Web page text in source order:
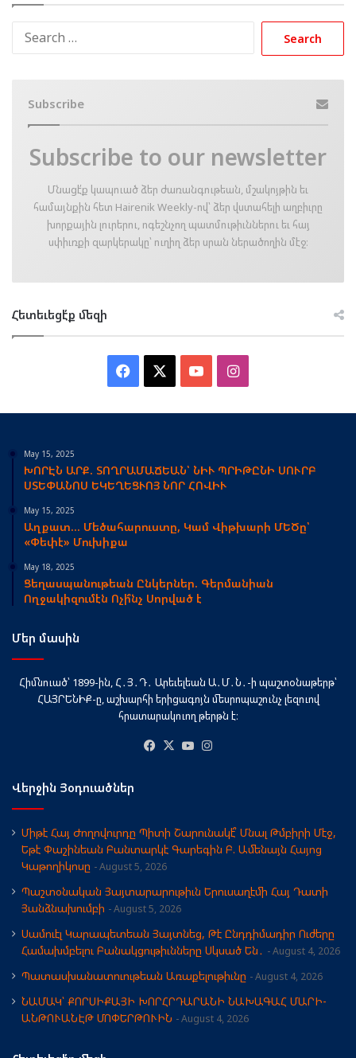
Subscribe
Subscribe to our newsletter
Մնացէ՛ք կապուած ձեր ժառանգութեան, մշակոյթին եւ
համայնքին հետ Hairenik Weekly-ով՝ ձեր վստահելի աղբիւրը
խորքային լուրերու, ոգեշնչող պատմութիւններու եւ հայ
սփիւռքի զարկերակը՝ ուղիղ ձեր սրան ներածողին մէջ։
Հետեւեցէ՛ք մեզի
Facebook YouTubeInstagram
May 15, 2025
ԽՈՐԷՆ ԱՐՔ. ՏՈՂՐԱՄԱՃԵԱՆ՝ ՆԻՒ ՊՐԻԹԸՆԻ ՍՈՒՐԲ
ՍՏԵՓԱՆՈՍ ԵԿԵՂԵՑՒՈՅ ՆՈՐ ՀՈՎԻՒ
May 15, 2025
Աղքատ… Մեծահարուստը, Կամ Վիթխարի ՄԵԾը՝
«Փեփէ» Մուխիքա
May 18, 2025
Ցեղասպանութեան Ընկերներ. Գերմանիան
Ողջակիզումէն Ոչի՞նչ Սորված է
Մեր մասին
Հիմնուած՝ 1899-ին, Հ․Յ․Դ․ Արեւելեան Ա․Մ․Ն․-ի պաշտօնաթերթ՝
ՀԱՅՐԵՆԻՔ-ը, աշխարհի երիցագոյն մեսրոպաշունչ լեզուով
հրատարակուող թերթն է։
Facebook
X YouTube
Վերջին Յօդուածներ
Միթէ Հայ Ժողովուրդը Պիտի Շարունակէ՞ Մնալ Թմբիրի Մէջ,
Եթէ Փաշինեան Բանտարկէ Գարեգին Բ. Ամենայն Հայոց
Կաթողիկոսը
August 5, 2026
Պաշտօնական Յայտարարութիւն Երուսաղէմի Հայ Դատի
Յանձնախումբի
August 5, 2026
Սամուէլ Կարապետեան Յայտնեց, Թէ Ընդդիմադիր Ուժերը
Համախմբելու Բանակցութիւնները Սկսած Են․
August 4, 2026
Պատասխանատուութեան Առաքելութիւնը August 4, 2026
ՆԱՄԱԿ՝ ՔՈՐՍԻՔԱՅԻ ԽՈՐՀՐԴԱՐԱՆԻ ՆԱԽԱԳԱՀ ՄԱՐԻ-
ԱՆԹՈՒԱՆԷԹ ՄՈՓԵՐԹՈՒԻՆ
August 4, 2026